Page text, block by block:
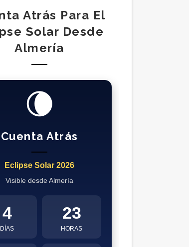
Atrás Para El
Solar Desde
Almería
🌘
Cuenta Atrás
Eclipse Solar 2026
Visible desde Almería
4
DÍAS
23
HORAS